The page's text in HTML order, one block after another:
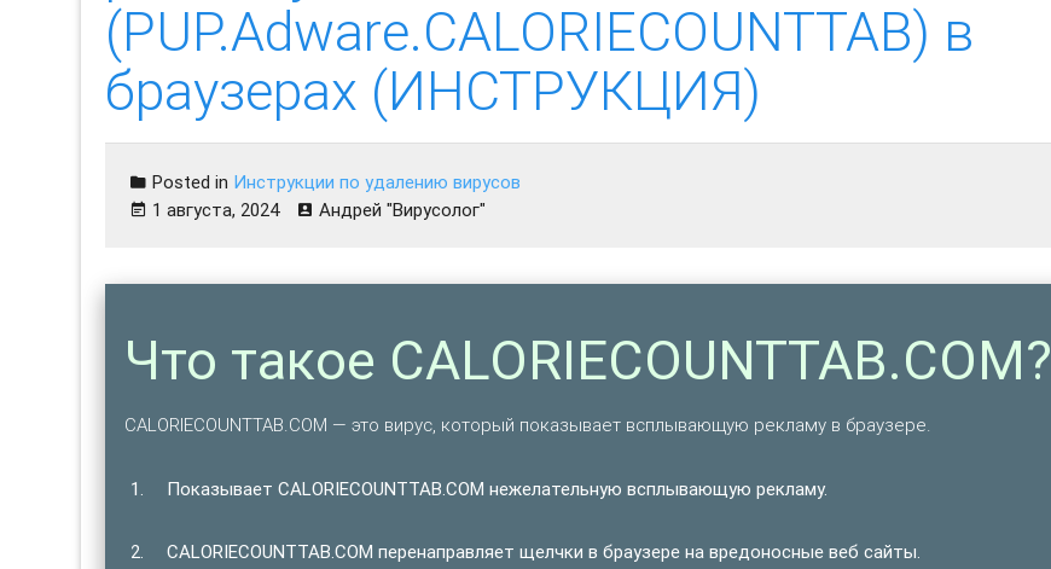
(PUP.Adware.CALORIECOUNTTAB) в
браузерах (ИНСТРУКЦИЯ)
Posted in Инструкции по удалению вирусов
1 августа, 2024
Андрей "Вирусолог"
Что такое CALORIECOUNTTAB.COM?
CALORIECOUNTTAB.COM — это вирус, который показывает всплывающую рекламу в браузере.
Показывает CALORIECOUNTTAB.COM нежелательную всплывающую рекламу.
CALORIECOUNTTAB.COM перенаправляет щелчки в браузере на вредоносные веб сайты.